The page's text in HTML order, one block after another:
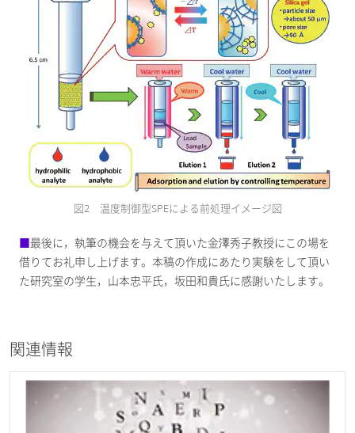
図2 温度制御型SPEによる前処理イメージ図
■最後に，執筆の機会を与えて頂いた金澤秀子教授にこの場を
借りてお礼申し上げます。本稿の作成にあたり実験をして頂い
た研究室の学生，山本忠平氏，坂田和貴氏に感謝いたします。
関連情報